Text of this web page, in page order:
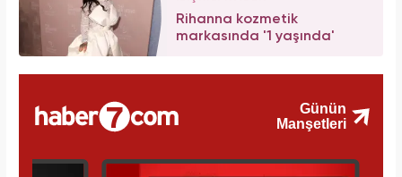
Rihanna kozmetik
markasında '1 yaşında'